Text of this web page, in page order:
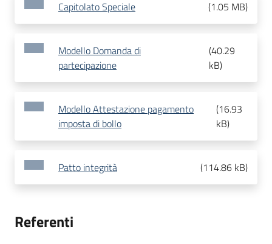
Capitolato Speciale (1.05 MB)
Modello Domanda di
partecipazione
(40.29
kB)
Modello Attestazione pagamento
imposta di bollo
(16.93
kB)
Patto integrità (114.86 kB)
Referenti